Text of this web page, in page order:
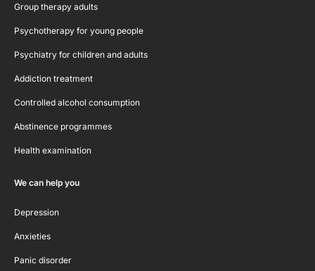
Group therapy adults
Psychotherapy for young people
Psychiatry for children and adults
Addiction treatment
Controlled alcohol consumption
Abstinence programmes
Health examination
We can help you
Depression
Anxieties
Panic disorder